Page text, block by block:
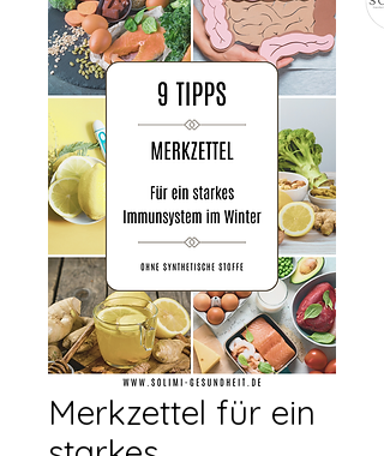
Merkzettel für ein